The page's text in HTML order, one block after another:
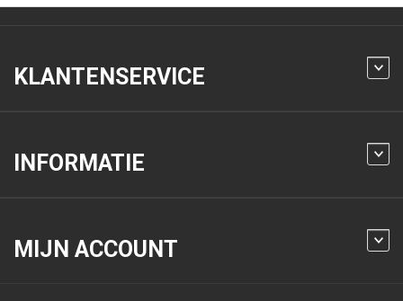
KLANTENSERVICE
INFORMATIE
MIJN ACCOUNT